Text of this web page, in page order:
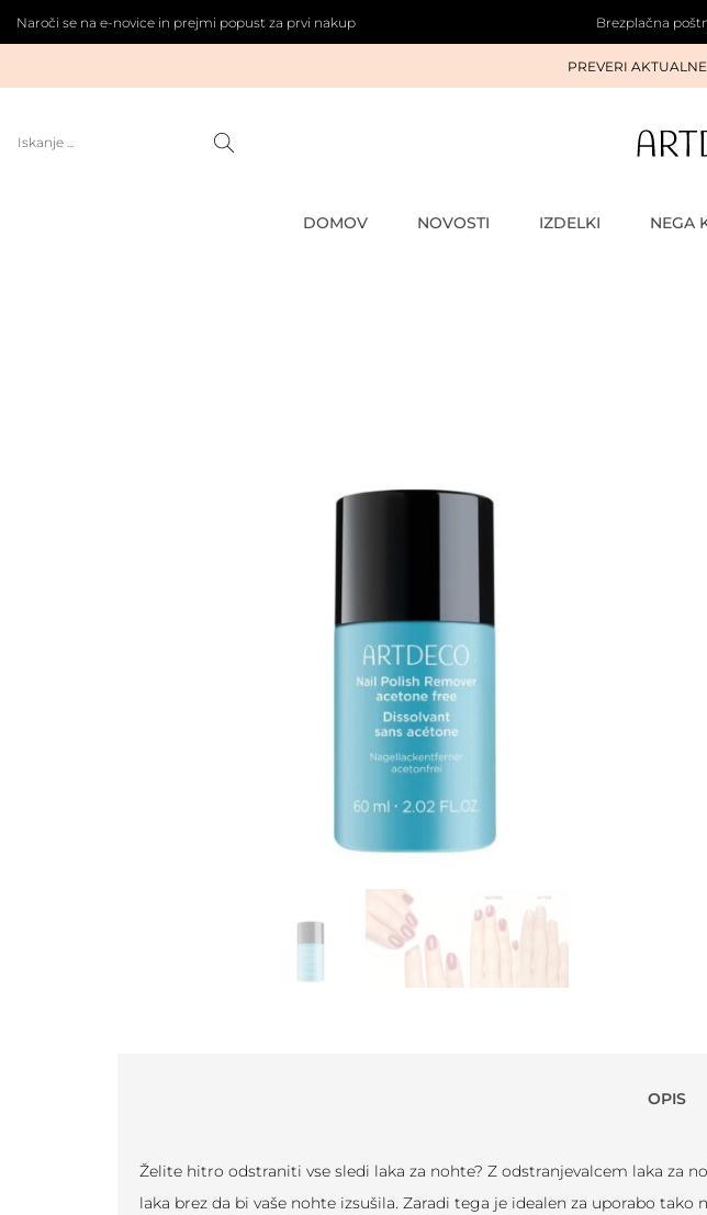
Naroči se na e-novice in prejmi popust za prvi nakup Brezplačna
PREVERI
DOMOV NOVOSTI IZDELKI NEGA
OPIS
Želite hitro odstraniti vse sledi laka za nohte? Z odstranjevalcem laka za
laka brez da bi vaše nohte izsušila. Zaradi tega je idealen za uporabo